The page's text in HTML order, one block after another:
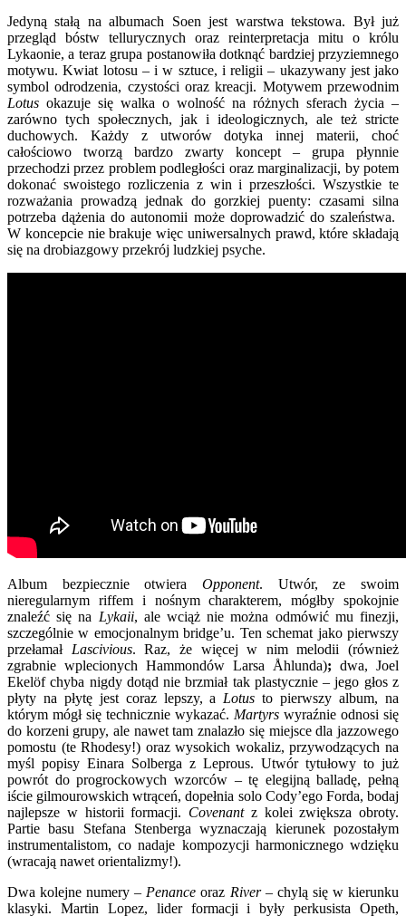
Jedyną stałą na albumach Soen jest warstwa tekstowa. Był już
przegląd bóstw tellurycznych oraz reinterpretacja mitu o królu
Lykaonie, a teraz grupa postanowiła dotknąć bardziej przyziemnego
motywu. Kwiat lotosu – i w sztuce, i religii – ukazywany jest jako
symbol odrodzenia, czystości oraz kreacji. Motywem przewodnim
Lotus okazuje się walka o wolność na różnych sferach życia –
zarówno tych społecznych, jak i ideologicznych, ale też stricte
duchowych. Każdy z utworów dotyka innej materii, choć
całościowo tworzą bardzo zwarty koncept – grupa płynnie
przechodzi przez problem podległości oraz marginalizacji, by potem
dokonać swoistego rozliczenia z win i przeszłości. Wszystkie te
rozważania prowadzą jednak do gorzkiej puenty: czasami silna
potrzeba dążenia do autonomii może doprowadzić do szaleństwa.
W koncepcie nie brakuje więc uniwersalnych prawd, które składają
się na drobiazgowy przekrój ludzkiej psyche.
Album bezpiecznie otwiera Opponent. Utwór, ze swoim
nieregularnym riffem i nośnym charakterem, mógłby spokojnie
znaleźć się na Lykaii, ale wciąż nie można odmówić mu finezji,
szczególnie w emocjonalnym bridge’u. Ten schemat jako pierwszy
przełamał Lascivious. Raz, że więcej w nim melodii (również
zgrabnie wplecionych Hammondów Larsa Åhlunda); dwa, Joel
Ekelöf chyba nigdy dotąd nie brzmiał tak plastycznie – jego głos z
płyty na płytę jest coraz lepszy, a Lotus to pierwszy album, na
którym mógł się technicznie wykazać. Martyrs wyraźnie odnosi się
do korzeni grupy, ale nawet tam znalazło się miejsce dla jazzowego
pomostu (te Rhodesy!) oraz wysokich wokaliz, przywodzących na
myśl popisy Einara Solberga z Leprous. Utwór tytułowy to już
powrót do progrockowych wzorców – tę elegijną balladę, pełną
iście gilmourowskich wtrąceń, dopełnia solo Cody’ego Forda, bodaj
najlepsze w historii formacji. Covenant z kolei zwiększa obroty.
Partie basu Stefana Stenberga wyznaczają kierunek pozostałym
instrumentalistom, co nadaje kompozycji harmonicznego wdzięku
(wracają nawet orientalizmy!).
Dwa kolejne numery – Penance oraz River– chylą się w kierunku
klasyki. Martin Lopez, lider formacji i były perkusista Opeth,